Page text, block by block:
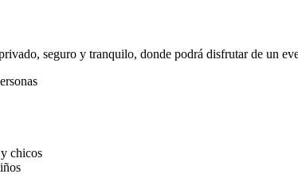
seguro y tranquilo, donde podrá disfrutar de un
chicos